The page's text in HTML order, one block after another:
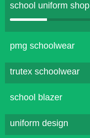
school uniform shop
pmg schoolwear
trutex schoolwear
school blazer
uniform design